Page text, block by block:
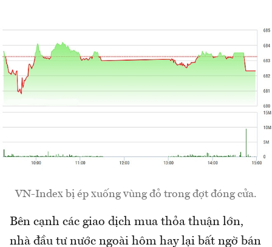
VN-Index bị ép xuống vùng đỏ trong đợt đóng cửa.
Bên cạnh các giao dịch mua thỏa thuận lớn,
nhà đầu tư nước ngoài hôm hay lại bất ngờ bán